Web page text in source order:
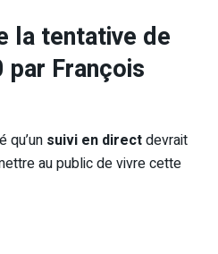
la tentative de
par François
qu’un suivi en directdevrait
au public de vivre cette